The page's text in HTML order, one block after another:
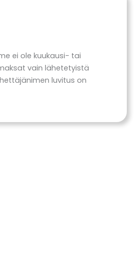
ei ole kuukausi- tai
vain lähetetyistä
luvitus on